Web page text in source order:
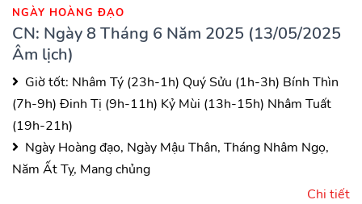
NGÀY HOÀNG ĐẠO
CN: Ngày 8 Tháng 6 Năm 2025 (13/05/2025
Âm lịch)
Giờ tốt: Nhâm Tý (23h-1h) Quý Sửu (1h-3h) Bính Thìn
(7h-9h) Đinh Tị (9h-11h) Kỷ Mùi (13h-15h) Nhâm Tuất
(19h-21h)
Ngày Hoàng đạo, Ngày Mậu Thân, Tháng Nhâm Ngọ,
Năm Ất Tỵ, Mang chủng
Chi tiết